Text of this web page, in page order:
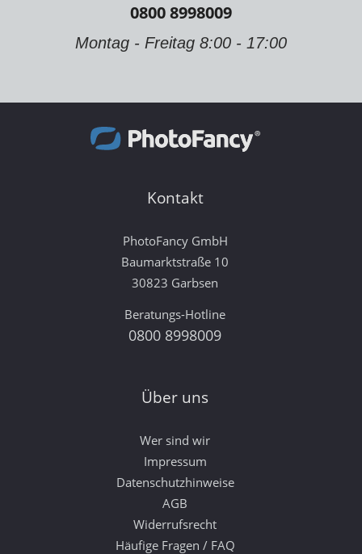
0800 8998009
Montag - Freitag 8:00 - 17:00
Kontakt
PhotoFancy GmbH
Baumarktstraße 10
30823 Garbsen
Beratungs-Hotline
0800 8998009
Über uns
Wer sind wir
Impressum
Datenschutzhinweise
AGB
Widerrufsrecht
Häufige Fragen / FAQ